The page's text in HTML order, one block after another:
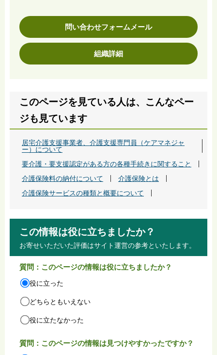
問い合わせフォームメール
組織詳細
このページを見ている人は、こんなペー
ジも見ています
居宅介護支援事業者、介護支援専門員（ケアマネジャ
ー）について
要介護・要支援認定がある方の各種手続きに関すること
介護保険料の納付について
介護保険とは
介護保険サービスの種類と概要について
この情報は役に立ちましたか？
お寄せいただいた評価はサイト運営の参考といたします。
質問：このページの情報は役に立ちましたか？
役に立った
どちらともいえない
役に立たなかった
質問：このページの情報は見つけやすかったですか？